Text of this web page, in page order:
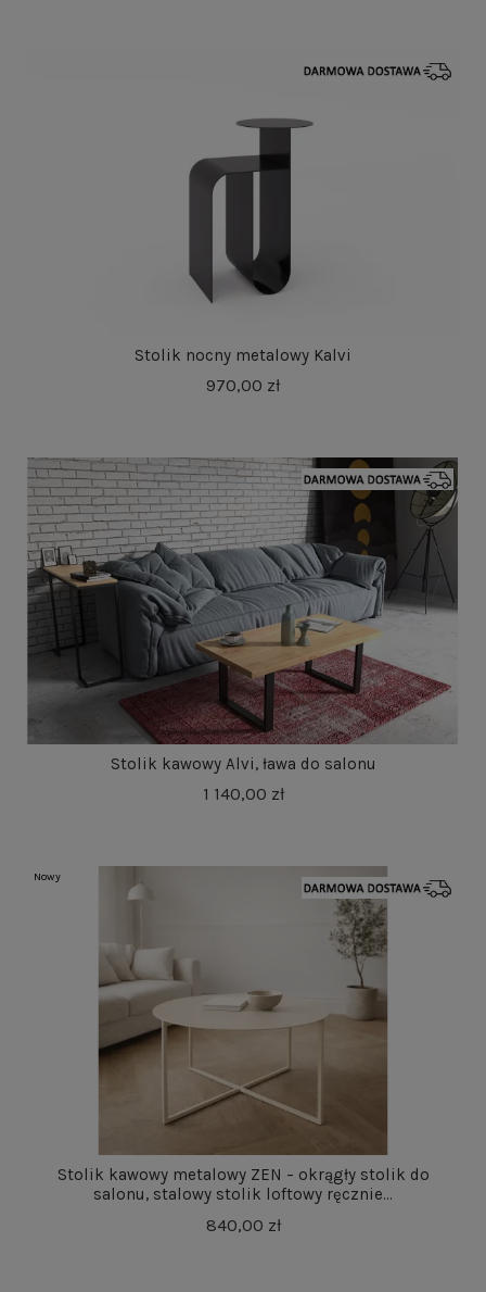
Stolik nocny metalowy Kalvi
970,00 zł
Stolik kawowy Alvi, ława do salonu
1 140,00 zł
Nowy
Stolik kawowy metalowy ZEN – okrągły stolik do
salonu, stalowy stolik loftowy ręcznie...
840,00 zł